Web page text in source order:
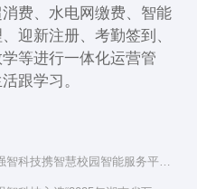
费、水电网缴费、智能
迎新注册、考勤签到、
等进行一体化运营管
跟学习。
强智科技携智慧校园智能服务平台亮相湖南省教育信息化工作研讨会